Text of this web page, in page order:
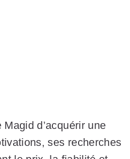
d’acquérir une
ses recherches